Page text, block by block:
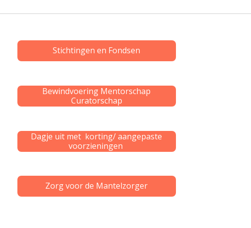
Stichtingen en Fondsen
Bewindvoering Mentorschap
Curatorschap
Dagje uit met korting/ aangepaste
voorzieningen
Zorg voor de Mantelzorger